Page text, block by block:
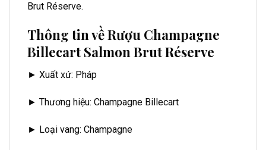
Brut Réserve.
Thông tin về Rượu Champagne
Billecart Salmon Brut Réserve
► Xuất xứ: Pháp
► Thương hiệu: Champagne Billecart
► Loại vang: Champagne